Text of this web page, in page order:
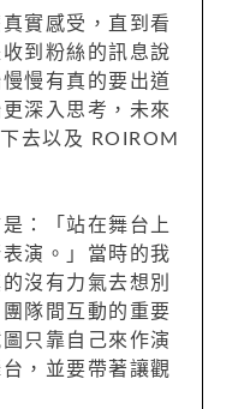
實感受，直到看
到粉絲的訊息說
慢有真的要出道
深入思考，未來
去以及 ROIROM
：「站在舞台上
演。」當時的我
沒有力氣去想別
隊間互動的重要
只靠自己來作演
，並要帶著讓觀